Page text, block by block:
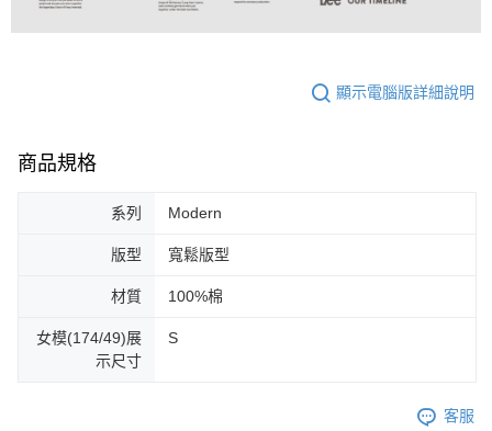
顯示電腦版詳細說明
商品規格
系列 Modern
版型 寬鬆版型
材質 100%棉
女模(174/49)展
示尺寸
S
客服